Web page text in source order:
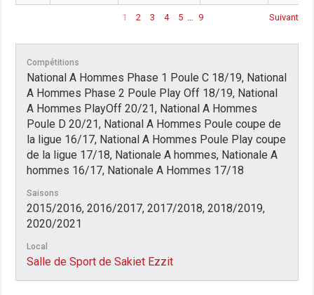
1 2 3 4 5 9 Suivant
Compétitions
National A Hommes Phase 1 Poule C 18/19, National
A Hommes Phase 2 Poule Play Off 18/19, National
A Hommes PlayOff 20/21, National A Hommes
Poule D 20/21, National A Hommes Poule coupe de
la ligue 16/17, National A Hommes Poule Play coupe
de la ligue 17/18, Nationale A hommes, Nationale A
hommes 16/17, Nationale A Hommes 17/18
Saisons
2015/2016, 2016/2017, 2017/2018, 2018/2019,
2020/2021
Local
Salle de Sport de Sakiet Ezzit